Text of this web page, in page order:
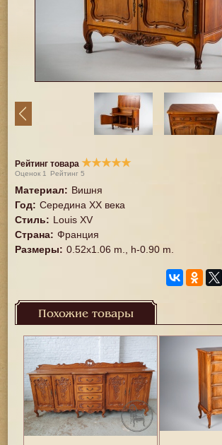
Рейтинг товара ★★★★★
Оценок 1 Рейтинг5
Материал: Вишня
Год: Середина XX векa
Стиль: Louis XV
Страна: Франция
Размеры: 0.52x1.06 m., h-0.90 m.
Похожие товары